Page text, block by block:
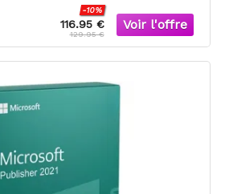
116.95 €
-10%
129.95 €